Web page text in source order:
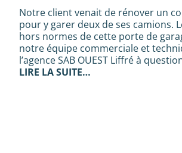
Notre client venait de rénover un
pour y garer deux de ses camions.
hors normes de cette porte de
notre équipe commerciale et
l’agence SAB OUEST Liffré à
LIRE LA SUITE…